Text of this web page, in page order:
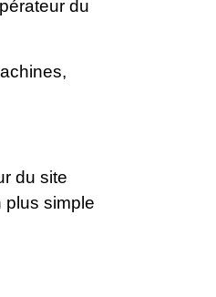
du
du site
plus simple